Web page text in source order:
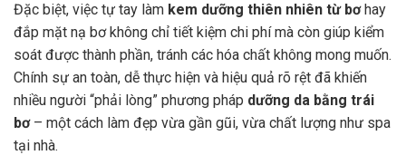
Đặc biệt, việc tự tay làm kem dưỡng thiên nhiên từ bơhay
đắp mặt nạ bơ không chỉ tiết kiệm chi phí mà còn giúp kiểm
soát được thành phần, tránh các hóa chất không mong muốn.
Chính sự an toàn, dễ thực hiện và hiệu quả rõ rệt đã khiến
nhiều người “phải lòng” phương pháp dưỡng da bằng trái
bơ– một cách làm đẹp vừa gần gũi, vừa chất lượng như spa
tại nhà.